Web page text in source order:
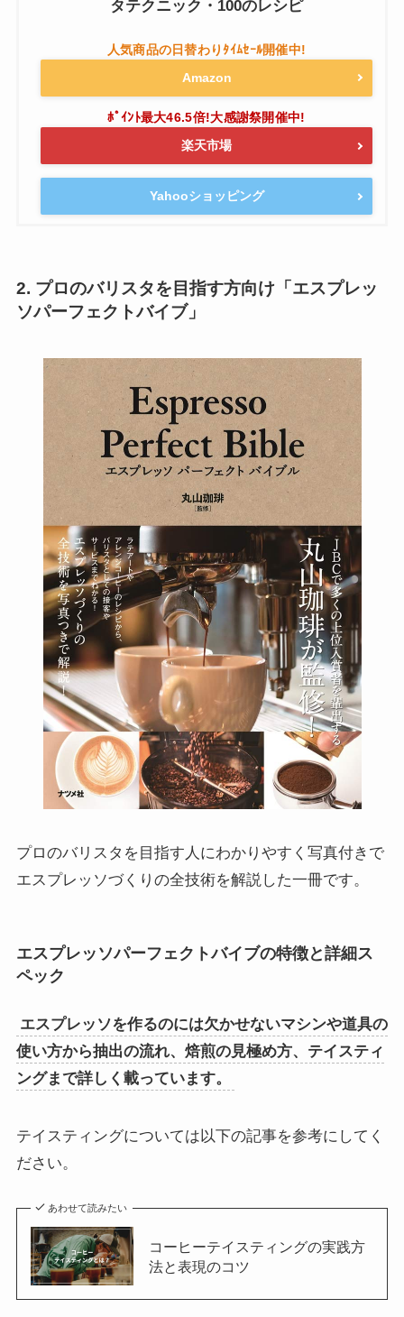
タテクニック・100のレシピ
Amazon
楽天市場
Yahooショッピング
2. プロのバリスタを目指す方向け「エスプレッ
ソパーフェクトバイブ」
プロのバリスタを目指す人にわかりやすく写真付きで
エスプレッソづくりの全技術を解説した一冊です。
エスプレッソパーフェクトバイブの特徴と詳細ス
ペック
エスプレッソを作るのには欠かせないマシンや道具の
使い方から抽出の流れ、焙煎の見極め方、テイスティ
ングまで詳しく載っています。
テイスティングについては以下の記事を参考にしてく
ださい。
あわせて読みたい
コーヒーテイスティングの実践方
法と表現のコツ